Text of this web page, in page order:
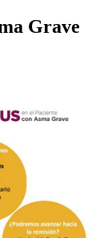
Grave